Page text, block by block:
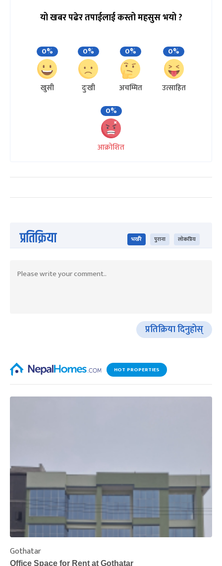
यो खबर पढेर तपाईलाई कस्तो महसुस भयो ?
0%
खुसी
0%
दुःखी
0%
अचम्मित
0%
उत्साहित
0%
आक्रोशित
प्रतिक्रिया भर्खरै पुराना लोकप्रिय
प्रतिक्रिया दिनुहोस्
HOT PROPERTIES
Gothatar
Office Space for Rent at Gothatar